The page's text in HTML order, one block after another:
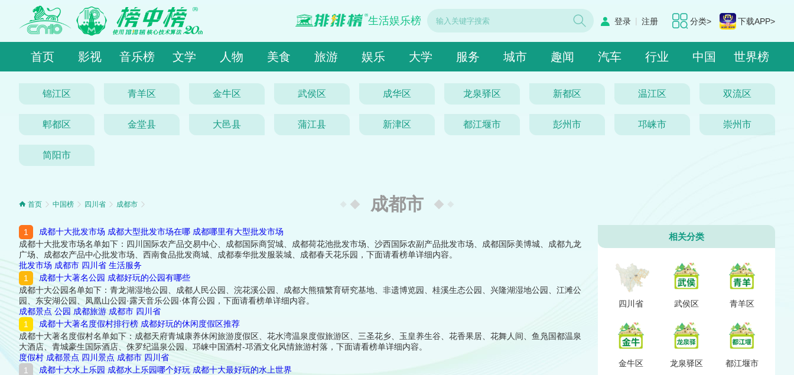
分类> 下载APP>
登录 | 注册
生活娱乐榜
首页 影视 音乐榜 文学 人物 美食 旅游 娱乐 大学 服务 城市 趣闻 汽车 行业 中国 世界榜
锦江区 青羊区 金牛区 武侯区 成华区 龙泉驿区 新都区 温江区 双流区
郫都区 金堂县 大邑县 蒲江县 新津区 都江堰市 彭州市 邛崃市 崇州市
简阳市
成都市
首页 中国榜 四川省 成都市
成都十大批发市场 成都大型批发市场在哪 成都哪里有大型批发市场
成都十大批发市场名单如下：四川国际农产品交易中心、成都国际商贸城、成都荷花池批发市场、沙西国际农副产品批发市场、成都国际美博城、成都九龙
广场、成都农产品中心批发市场、西南食品批发商城、成都泰华批发服装城、成都春天花乐园，下面请看榜单详细内容。
批发市场 成都市 四川省 生活服务
成都十大著名公园 成都好玩的公园有哪些
成都十大公园名单如下：青龙湖湿地公园、成都人民公园、浣花溪公园、成都大熊猫繁育研究基地、非遗博览园、桂溪生态公园、兴隆湖湿地公园、江滩公
园、东安湖公园、凤凰山公园·露天音乐公园·体育公园，下面请看榜单详细内容。
成都景点 公园 成都旅游 成都市 四川省
成都十大著名度假村排行榜 成都好玩的休闲度假区推荐
成都十大著名度假村名单如下：成都天府青城康养休闲旅游度假区、花水湾温泉度假旅游区、三圣花乡、玉皇养生谷、花香果居、花舞人间、鱼凫国都温泉
大酒店、青城豪生国际酒店、侏罗纪温泉公园、邛崃中国酒村-邛酒文化风情旅游村落，下面请看榜单详细内容。
度假村 成都景点 四川景点 成都市 四川省
成都十大水上乐园 成都水上乐园哪个好玩 成都十大最好玩的水上世界
相关分类
四川省 武侯区 青羊区
金牛区 龙泉驿区 都江堰市